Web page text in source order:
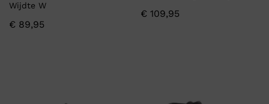
Wijdte W
€ 89,95
€ 109,95